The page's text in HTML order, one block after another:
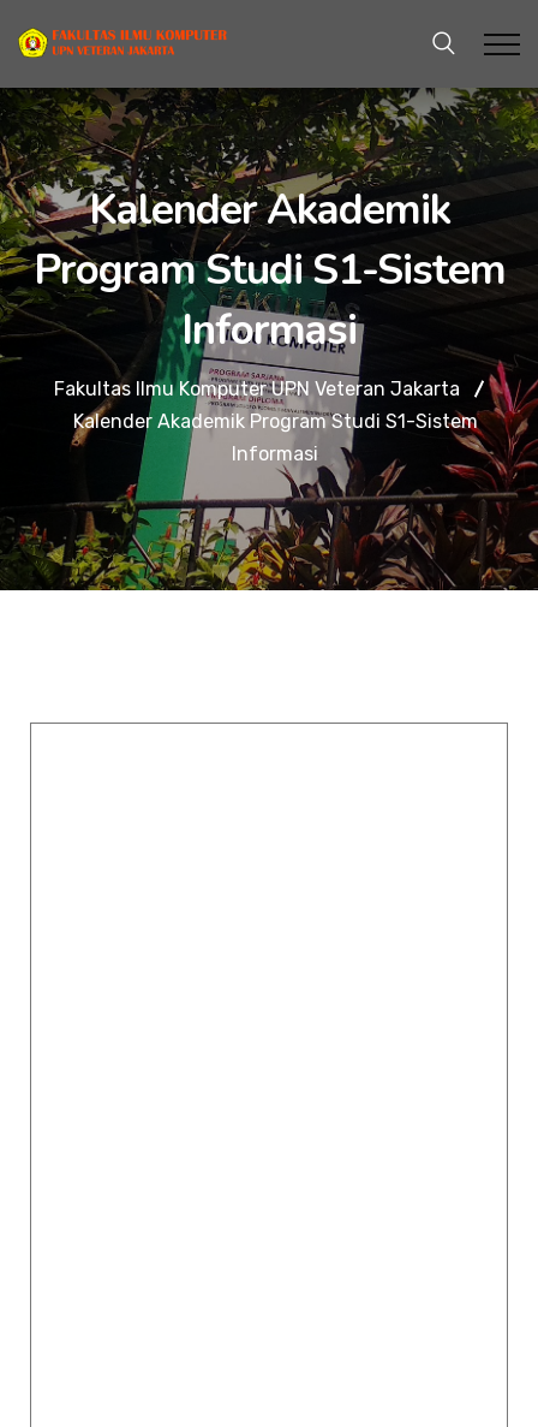
Kalender Akademik
Program Studi S1-Sistem
Informasi
Fakultas Ilmu Komputer UPN Veteran Jakarta
Kalender Akademik Program Studi S1-Sistem
Informasi